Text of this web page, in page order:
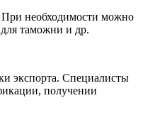
При необходимости можно
таможни и др.
экспорта. Специалисты
получении